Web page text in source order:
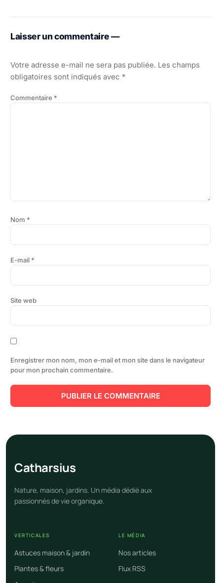
Laisser un commentaire —
Votre adresse e-mail ne sera pas publiée. Les champs
obligatoires sont indiqués avec *
Commentaire *
Nom *
E-mail *
Site web
Enregistrer mon nom, mon e-mail et mon site dans le navigateur
pour mon prochain commentaire.
Catharsius
Nature, maison, jardins. Un média dédié aux
passionnés de vie organique.
VERTICALES
Astuces maison & jardin
Plantes & fleurs
LE MÉDIA
Nos articles
Flux RSS